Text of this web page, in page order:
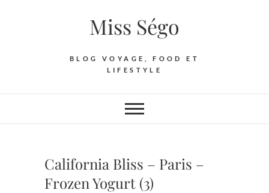
Miss Ségo
BLOG VOYAGE, FOOD ET
LIFESTYLE
California Bliss – Paris –
Frozen Yogurt (3)